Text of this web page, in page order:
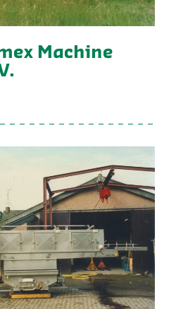
Machine